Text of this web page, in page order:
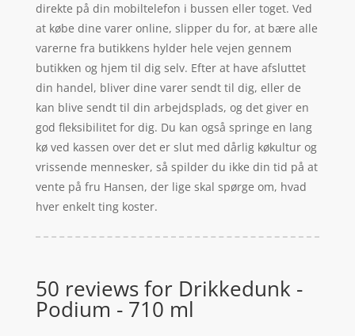
direkte på din mobiltelefon i bussen eller toget. Ved
at købe dine varer online, slipper du for, at bære alle
varerne fra butikkens hylder hele vejen gennem
butikken og hjem til dig selv. Efter at have afsluttet
din handel, bliver dine varer sendt til dig, eller de
kan blive sendt til din arbejdsplads, og det giver en
god fleksibilitet for dig. Du kan også springe en lang
kø ved kassen over det er slut med dårlig køkultur og
vrissende mennesker, så spilder du ikke din tid på at
vente på fru Hansen, der lige skal spørge om, hvad
hver enkelt ting koster.
50 reviews for Drikkedunk -
Podium - 710 ml